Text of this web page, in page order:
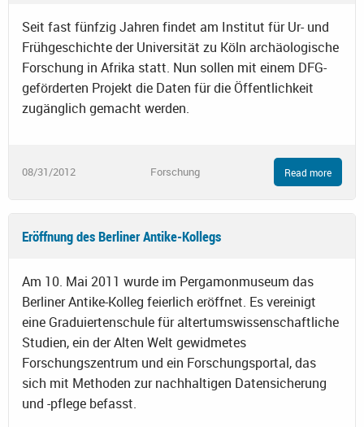
Seit fast fünfzig Jahren findet am Institut für Ur- und
Frühgeschichte der Universität zu Köln archäologische
Forschung in Afrika statt. Nun sollen mit einem DFG-
geförderten Projekt die Daten für die Öffentlichkeit
zugänglich gemacht werden.
08/31/2012 Forschung Read more
Eröffnung des Berliner Antike-Kollegs
Am 10. Mai 2011 wurde im Pergamonmuseum das
Berliner Antike-Kolleg feierlich eröffnet. Es vereinigt
eine Graduiertenschule für altertumswissenschaftliche
Studien, ein der Alten Welt gewidmetes
Forschungszentrum und ein Forschungsportal, das
sich mit Methoden zur nachhaltigen Datensicherung
und -pflege befasst.